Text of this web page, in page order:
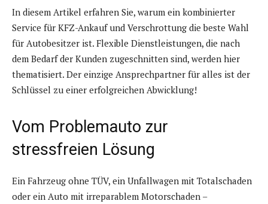
In diesem Artikel erfahren Sie, warum ein kombinierter
Service für KFZ-Ankauf und Verschrottung die beste Wahl
für Autobesitzer ist. Flexible Dienstleistungen, die nach
dem Bedarf der Kunden zugeschnitten sind, werden hier
thematisiert. Der einzige Ansprechpartner für alles ist der
Schlüssel zu einer erfolgreichen Abwicklung!
Vom Problemauto zur
stressfreien Lösung
Ein Fahrzeug ohne TÜV, ein Unfallwagen mit Totalschaden
oder ein Auto mit irreparablem Motorschaden –